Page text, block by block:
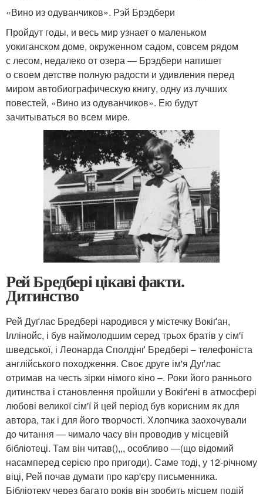
«Вино из одуванчиков». Рэй Брэдбери
Пройдут годы, и весь мир узнает о маленьком
уокиганском доме, окруженном садом, совсем рядом
с лесом, недалеко от озера — Брэдбери напишет
о своем детстве полную радости и удивления перед
миром автобиографическую книгу, одну из лучших
повестей, «Вино из одуванчиков». Ею будут
зачитываться во всем мире.
Рей Бредбері цікаві факти.
Дитинство
Рей Дуґлас Бредбері народився у містечку Вокіґан,
Іллінойс, і був наймолодшим серед трьох братів у сім'ї
шведської, і Леонарда Сполдінґ Бредбері – телефоніста
англійського походження. Своє друге ім'я Дуґлас
отримав на честь зірки німого кіно –. Роки його раннього
дитинства і становлення пройшли у Вокіґені в атмосфері
любові великої сім'ї й цей період був корисним як для
автора, так і для його творчості. Хлопчика заохочували
до читання — чимало часу він проводив у місцевій
бібліотеці. Там він читав(),,, особливо —(що відомий
насамперед серією про пригоди). Саме тоді, у 12-річному
віці, Рей почав думати про кар'єру письменника.
Бібліотеку через багато років він зробить місцем подій